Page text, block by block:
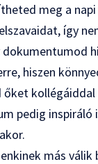
meg a
így
hiszen
kollégáiddal
pedig
más válik